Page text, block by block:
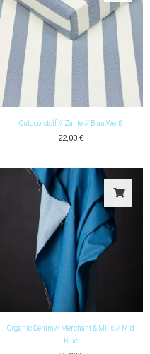
Outdoorstoff // Zante // Blau Weiß
22,00 €
Organic Denim // Merchant & Mills // Mid
Blue